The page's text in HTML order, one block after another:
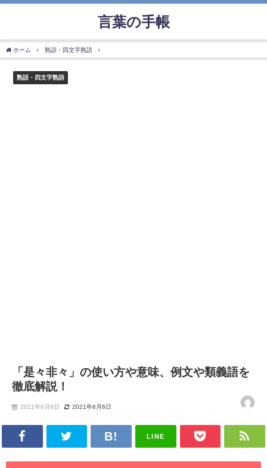
言葉の手帳
ホーム 熟語・四文字熟語
熟語・四文字熟語
「是々非々」の使い方や意味、例文や類義語を
徹底解説！
2021年6月6日 2021年6月6日
LINE